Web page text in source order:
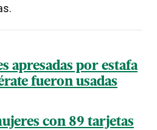
apresadas por estafa
fueron usadas
con 89 tarjetas